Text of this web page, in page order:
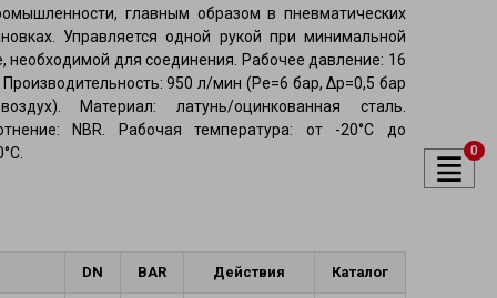
и
главным образом в пневматических
Управляется одной рукой при минимальной
необходимой для соединения. Рабочее давление: 16
Производительность: 950 л/мин (Pe=6 бар, Δp=0,5 бар
Материал: латунь/оцинкованная сталь.
NBR. Рабочая температура: от -20°C до
DN BAR Действия Каталог
0